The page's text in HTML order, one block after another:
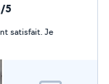
à poils. Tarif
locaux
5
satisfait. Je